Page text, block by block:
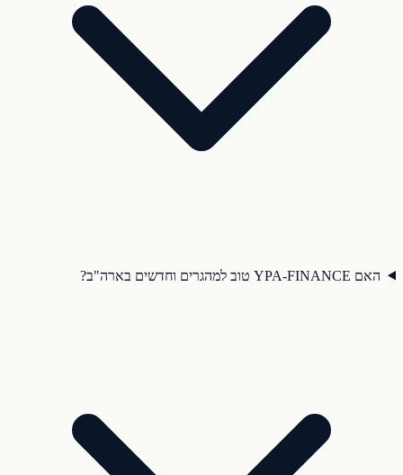
האם YPA-FINANCE טוב למהגרים וחדשים בארה"ב?